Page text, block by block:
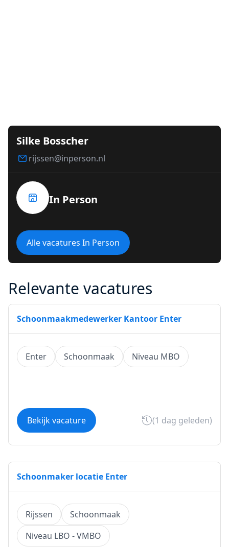
Silke Bosscher
rijssen@inperson.nl
In Person
Alle vacatures In Person
Relevante vacatures
Schoonmaakmedewerker Kantoor Enter
Enter Schoonmaak Niveau MBO
Bekijk vacature (1 dag geleden)
Schoonmaker locatie Enter
Rijssen
Schoonmaak
Niveau LBO - VMBO